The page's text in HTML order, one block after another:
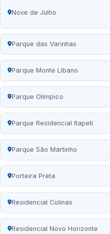
Nove de Julho
Parque das Varinhas
Parque Monte Líbano
Parque Olímpico
Parque Residencial Itapeti
Parque São Martinho
Porteira Preta
Residencial Colinas
Residencial Novo Horizonte